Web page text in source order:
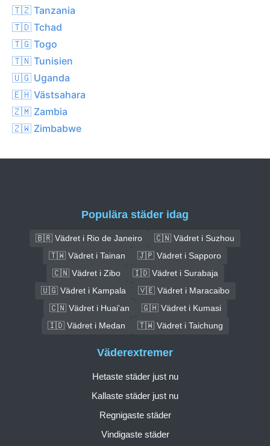
🇹🇿 Tanzania
🇹🇩 Tchad
🇹🇬 Togo
🇹🇳 Tunisien
🇺🇬 Uganda
🇪🇭 Västsahara
🇿🇲 Zambia
🇿🇼 Zimbabwe
Populära städer idag
🇧🇷 Vädret i Rio de Janeiro
🇨🇳 Vädret i Suzhou
🇹🇼 Vädret i Tainan
🇯🇵 Vädret i Sapporo
🇨🇳 Vädret i Zibo
🇮🇩 Vädret i Surabaja
🇺🇬 Vädret i Kampala
🇻🇪 Vädret i Maracaibo
🇨🇳 Vädret i Huai'an
🇬🇭 Vädret i Kumasi
🇮🇩 Vädret i Medan
🇹🇼 Vädret i Taichung
Väderextremer
Hetaste städer just nu
Kallaste städer just nu
Regnigaste städer
Vindigaste städer